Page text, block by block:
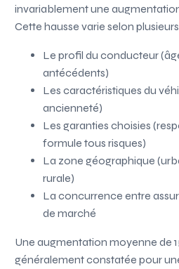
invariablement une
Cette hausse varie selon
Le profil du conducteur
antécédents)
Les caractéristiques du
ancienneté)
Les garanties choisies
formule tous risques)
La zone géographique
rurale)
La concurrence entre
de marché
Une augmentation moyenne de
généralement constatée pour